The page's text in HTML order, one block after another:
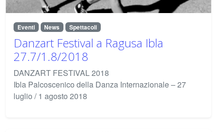
Eventi News Spettacoli
Danzart Festival a Ragusa Ibla
27.7/1.8/2018
DANZART FESTIVAL 2018
Ibla Palcoscenico della Danza Internazionale – 27
luglio / 1 agosto 2018